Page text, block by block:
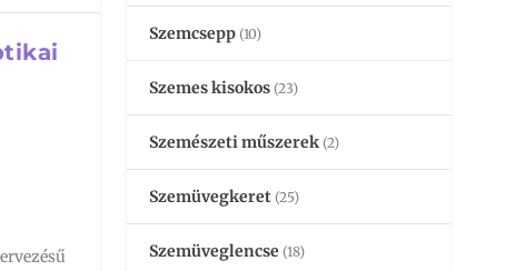
Szemcsepp (10)
Szemes kisokos (23)
Szemészeti műszerek (2)
Szemüvegkeret (25)
Szemüveglencse (18)